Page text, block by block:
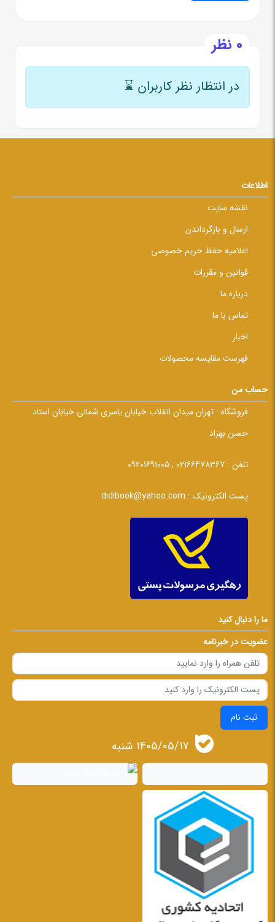
0 نظر
در انتظار نظر کاربران ⌛
اطلاعات
نقشه سایت
ارسال و بازگرداندن
اعلامیه حفظ حریم خصوصی
قوانین و مقررات
درباره ما
تماس با ما
اخبار
فهرست مقایسه محصولات
حساب من
فروشگاه : تهران میدان انقلاب خیابان یاسری شمالی خیابان استاد
حسن بهزاد
تلفن : 02166478367 , 09201691005
پست الکترونیک : didibook@yahoo.com
ما را دنبال کنید
عضویت در خبرنامه
ثبت نام
1405/05/17 شنبه